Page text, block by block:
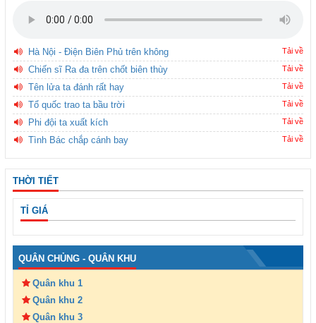
Hà Nội - Điện Biên Phủ trên không Tải về
Chiến sĩ Ra đa trên chốt biên thùy Tải về
Tên lửa ta đánh rất hay Tải về
Tổ quốc trao ta bầu trời Tải về
Phi đội ta xuất kích Tải về
Tình Bác chắp cánh bay Tải về
THỜI TIẾT
TỈ GIÁ
QUÂN CHỦNG - QUÂN KHU
Quân khu 1
Quân khu 2
Quân khu 3